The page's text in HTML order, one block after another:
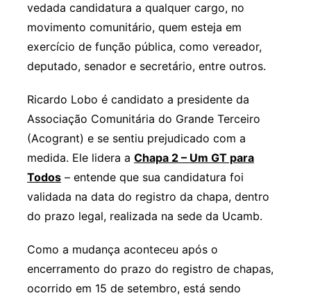
vedada candidatura a qualquer cargo, no
movimento comunitário, quem esteja em
exercício de função pública, como vereador,
deputado, senador e secretário, entre outros.
Ricardo Lobo é candidato a presidente da
Associação Comunitária do Grande Terceiro
(Acogrant) e se sentiu prejudicado com a
medida. Ele lidera a Chapa 2 – Um GT para
Todos– entende que sua candidatura foi
validada na data do registro da chapa, dentro
do prazo legal, realizada na sede da Ucamb.
Como a mudança aconteceu após o
encerramento do prazo do registro de chapas,
ocorrido em 15 de setembro, está sendo